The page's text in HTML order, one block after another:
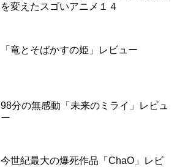
を変えたスゴいアニメ１４
「竜とそばかすの姫」レビュー
98分の無感動「未来のミライ」レビュ
ー
今世紀最大の爆死作品「ChaO」レビ